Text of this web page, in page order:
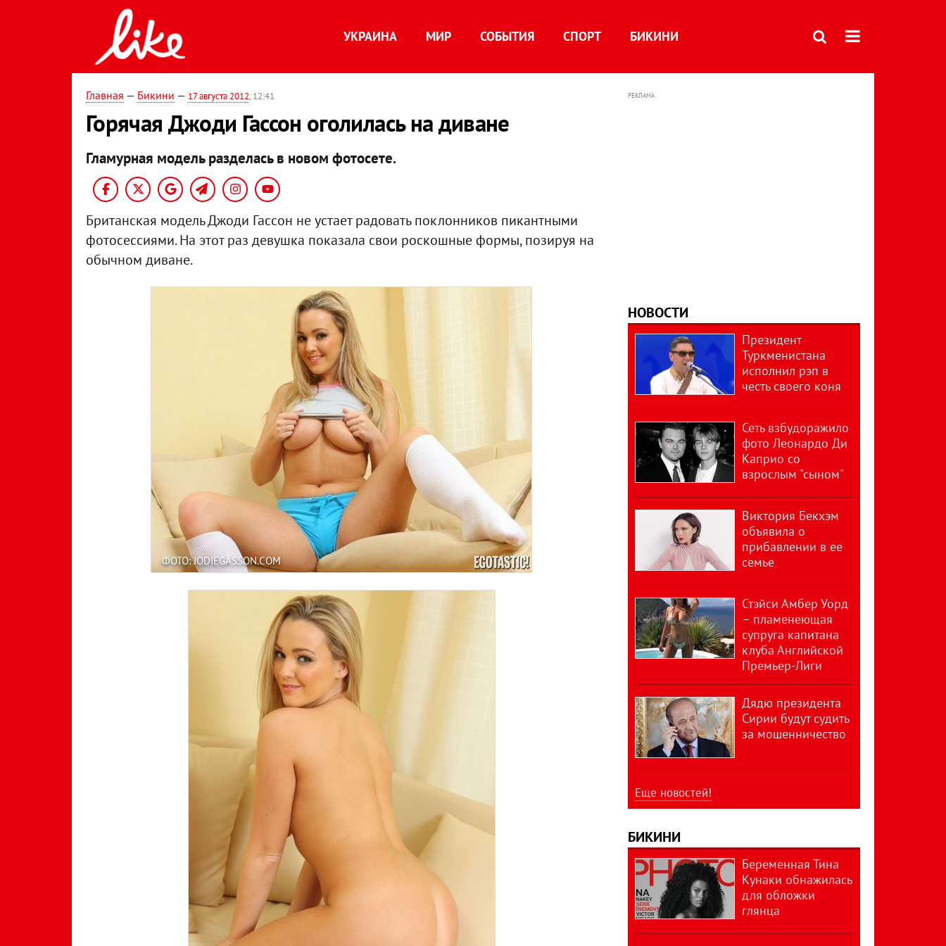
УКРАИНА МИР СОБЫТИЯ СПОРТ БИКИНИ
Главная — Бикини — 17 августа 2012, 12:41
Горячая Джоди Гассон оголилась на диване
Гламурная модель разделась в новом фотосете.
Британская модель Джоди Гассон не устает радовать поклонников пикантными
фотосессиями. На этот раз девушка показала свои роскошные формы, позируя на
обычном диване.
ФОТО: JODIEGASSON.COM
РЕКЛАМА
НОВОСТИ
Президент
Туркменистана
исполнил рэп в
честь своего коня
Сеть взбудоражило
фото Леонардо Ди
Каприо со
взрослым "сыном"
Виктория Бекхэм
объявила о
прибавлении в ее
семье
Стэйси Амбер Уорд
– пламенеющая
супруга капитана
клуба Английской
Премьер-Лиги
Дядю президента
Сирии будут судить
за мошенничество
Еще новостей!
БИКИНИ
Беременная Тина
Кунаки обнажилась
для обложки
глянца